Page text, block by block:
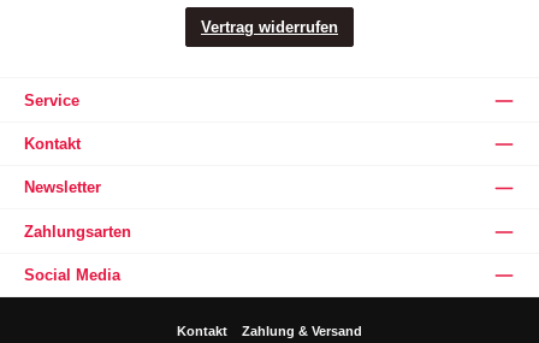
Vertrag widerrufen
Service
Kontakt
Newsletter
Zahlungsarten
Social Media
Kontakt Zahlung & Versand